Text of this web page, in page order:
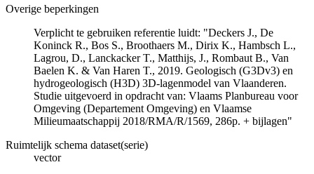
Overige beperkingen
Verplicht te gebruiken referentie luidt: "Deckers J., De
Koninck R., Bos S., Broothaers M., Dirix K., Hambsch L.,
Lagrou, D., Lanckacker T., Matthijs, J., Rombaut B., Van
Baelen K. & Van Haren T., 2019. Geologisch (G3Dv3) en
hydrogeologisch (H3D) 3D-lagenmodel van Vlaanderen.
Studie uitgevoerd in opdracht van: Vlaams Planbureau voor
Omgeving (Departement Omgeving) en Vlaamse
Milieumaatschappij 2018/RMA/R/1569, 286p. + bijlagen"
Ruimtelijk schema dataset(serie)
vector